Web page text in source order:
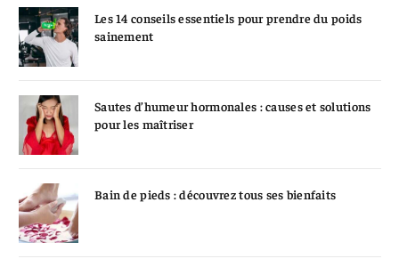
Les 14 conseils essentiels pour prendre du poids
sainement
Sautes d’humeur hormonales : causes et solutions
pour les maîtriser
Bain de pieds : découvrez tous ses bienfaits